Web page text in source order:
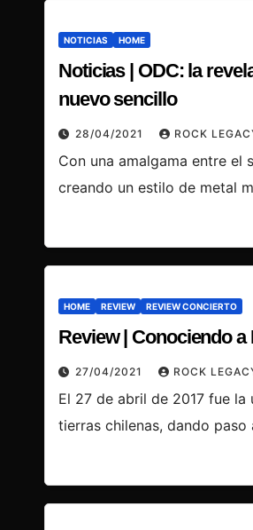
NOTICIAS HOME
Noticias | ODC: la
nuevo sencillo
28/04/2021 ROCK
Con una amalgama entre el
creando un estilo de metal
HOME REVIEW REVIEW CONCIERTO
Review | Conociendo
27/04/2021 ROCK
El 27 de abril de 2017 fue
tierras chilenas, dando